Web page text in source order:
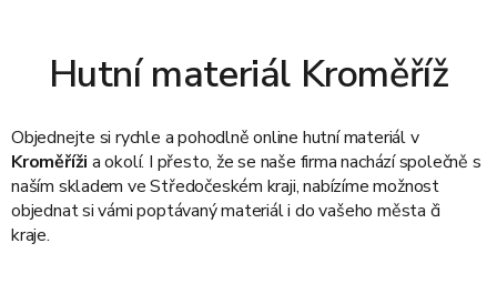
Hutní materiál Kroměříž
Objednejte si rychle a pohodlně online hutní materiálv
Kroměříži a okolí. I přesto, že se naše firma nachází společně s
naším skladem ve Středočeském kraji, nabízíme možnost
objednat si vámi poptávaný materiál i do vašeho města či
kraje.